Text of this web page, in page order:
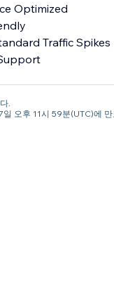
Optimized
Traffic Spikes
.
오후 11시 59분(UTC)에